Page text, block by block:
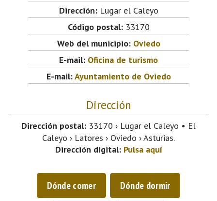
Dirección:Lugar el Caleyo
Código postal:33170
Web del municipio: Oviedo
E-mail: Oficina de turismo
E-mail:Ayuntamiento de Oviedo
Dirección
Dirección postal: 33170 › Lugar el Caleyo • El
Caleyo › Latores › Oviedo › Asturias.
Dirección digital: Pulsa aquí
Dónde comer Dónde dormir